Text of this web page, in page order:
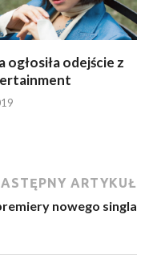
odejście z
ARTYKUŁ
nowego singla